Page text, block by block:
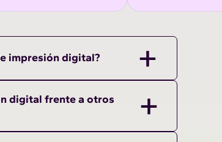
impresión digital?
digital frente a otros